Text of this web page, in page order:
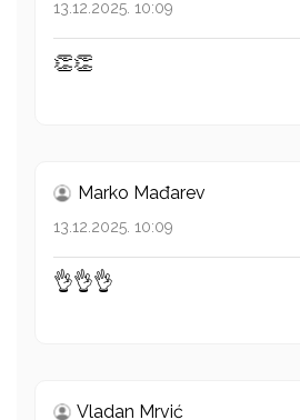
13.12.2025. 10:09
👏👏
Marko Mađarev
13.12.2025. 10:09
👌👌👌
Vladan Mrvić